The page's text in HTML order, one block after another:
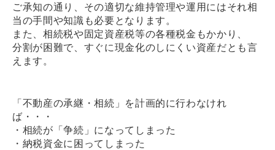
ご承知の通り、その適切な維持管理や運用にはそれ相
当の手間や知識も必要となります。
また、相続税や固定資産税等の各種税金もかかり、
分割が困難で、すぐに現金化のしにくい資産だとも言
えます。
「不動産の承継・相続」を計画的に行わなけれ
ば・・・
・相続が「争続」になってしまった
・納税資金に困ってしまった